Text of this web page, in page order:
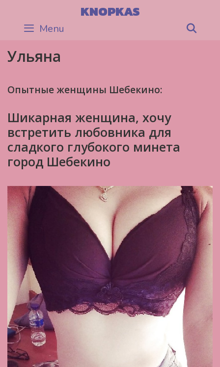
content
KNOPKAS
Menu
Ульяна
Опытные женщины Шебекино:
Шикарная женщина, хочу
встретить любовника для
сладкого глубокого минета
город Шебекино